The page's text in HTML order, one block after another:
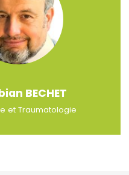
BECHET
et Traumatologie